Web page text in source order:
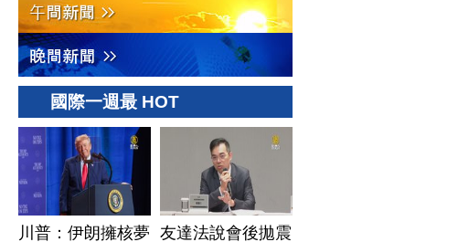
國際一週最 HOT
川普：伊朗擁核夢 友達法說會後拋震